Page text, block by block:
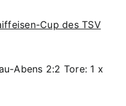
Cup des TSV
Abens 2:2 Tore: 1 x